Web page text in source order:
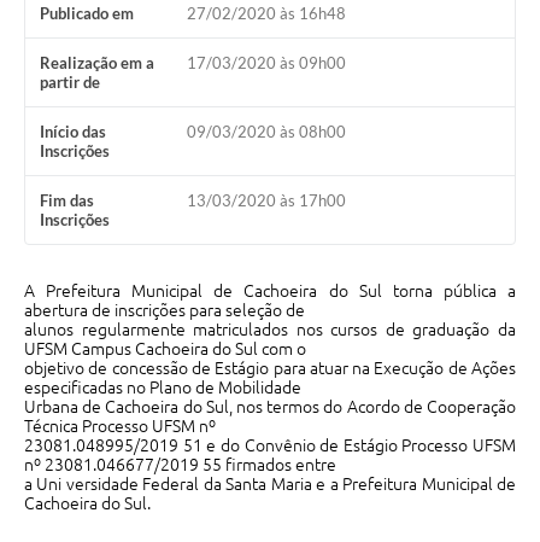
Galeria de Vídeos
Gabinetes e Secretarias
Contas Públicas
Editais
Serviços Online
Telefones Úteis
Agenda
Notícias
Contato
Publicado em 27/02/2020 às 16h48
Realização em a
partir de
17/03/2020 às 09h00
Início das
Inscrições
09/03/2020 às 08h00
Fim das
Inscrições
13/03/2020 às 17h00
A Prefeitura Municipal de Cachoeira do Sul torna pública a
abertura de inscrições para seleção de
alunos regularmente matriculados nos cursos de graduação da
UFSM Campus Cachoeira do Sul com o
objetivo de concessão de Estágio para atuar na Execução de Ações
especificadas no Plano de Mobilidade
Urbana de Cachoeira do Sul, nos termos do Acordo de Cooperação
Técnica Processo UFSM nº
23081.048995/2019 51 e do Convênio de Estágio Processo UFSM
nº 23081.046677/2019 55 firmados entre
a Uni versidade Federal da Santa Maria e a Prefeitura Municipal de
Cachoeira do Sul.